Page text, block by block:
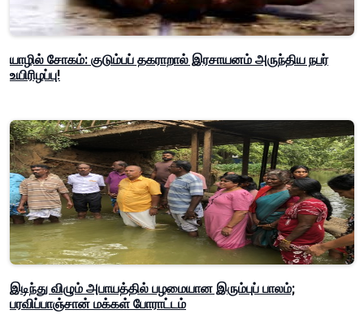
யாழில் சோகம்: குடும்பப் தகராறால் இரசாயனம் அருந்திய நபர்
உயிரிழப்பு!
இடிந்து விழும் அபாயத்தில் பழமையான இரும்புப் பாலம்;
பரவிப்பாஞ்சான் மக்கள் போராட்டம்